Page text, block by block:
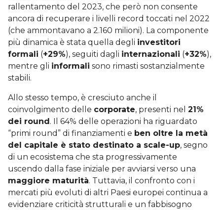
rallentamento del 2023, che però non consente
ancora di recuperare i livelli record toccati nel 2022
(che ammontavano a 2.160 milioni). La componente
più dinamica è stata quella degli investitori
formali (+29%), seguiti dagli internazionali (+32%),
mentre gli informali sono rimasti sostanzialmente
stabili.
Allo stesso tempo, è cresciuto anche il
coinvolgimento delle corporate, presenti nel 21%
dei round. Il 64% delle operazioni ha riguardato
“primi round” di finanziamenti e ben oltre la metà
del capitale è stato destinato a scale-up, segno
di un ecosistema che sta progressivamente
uscendo dalla fase iniziale per avviarsi verso una
maggiore maturità. Tuttavia, il confronto con i
mercati più evoluti di altri Paesi europei continua a
evidenziare criticità strutturali e un fabbisogno